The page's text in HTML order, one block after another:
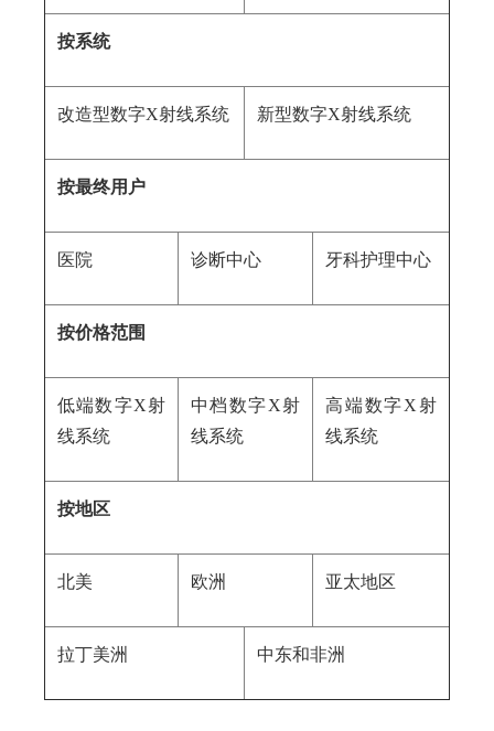
按系统
改造型数字X射线系统 新型数字X射线系统
按最终用户
医院 诊断中心 牙科护理中心
按价格范围
低端数字X射
线系统
中档数字X射
线系统
高端数字X射
线系统
按地区
北美 欧洲 亚太地区
拉丁美洲 中东和非洲